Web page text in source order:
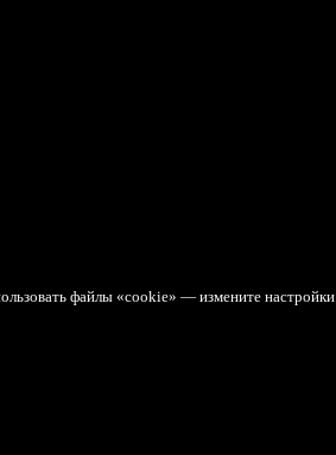
файлы «cookie» — измените настройки